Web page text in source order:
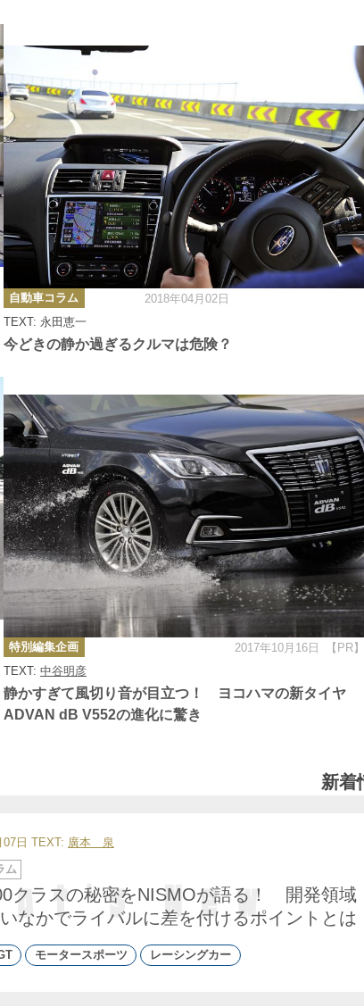
今どきの静か過ぎるクルマは危険？
TEXT: 永田恵一
カ
テ
ゴ
リ
ー
自動車コラム 2018年04月02日
静かすぎて風切り音が目立つ！ ヨコハマの新タイヤ
ADVAN dB V552の進化に驚き
TEXT: 中谷明彦
カ
テ
ゴ
リ
ー
特別編集企画 2017年10月16日 【PR】
新着
日 TEXT: 廣本 泉
クラスの秘密をNISMOが語る！ 開発領域
なかでライバルに差を付けるポイントとは
ム
モータースポーツ レーシングカー